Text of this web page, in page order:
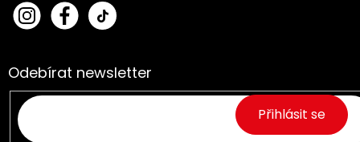
bert
oo_
Fac
ebo
Odebírat newsletter
Přihlásit se